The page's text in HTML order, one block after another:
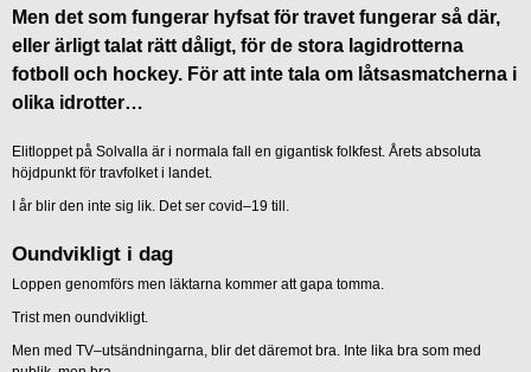
Men det som fungerar hyfsat för travet fungerar så där,
eller ärligt talat rätt dåligt, för de stora lagidrotterna
fotboll och hockey. För att inte tala om låtsasmatcherna i
olika idrotter…
Elitloppet på Solvalla är i normala fall en gigantisk folkfest. Årets absoluta
höjdpunkt för travfolket i landet.
I år blir den inte sig lik. Det ser covid–19 till.
Oundvikligt i dag
Loppen genomförs men läktarna kommer att gapa tomma.
Trist men oundvikligt.
Men med TV–utsändningarna, blir det däremot bra. Inte lika bra som med